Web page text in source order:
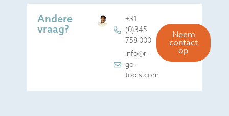
Andere
vraag?
+31
(0)345
758 000
info@r-
go-
tools.com
Neem
contact
op